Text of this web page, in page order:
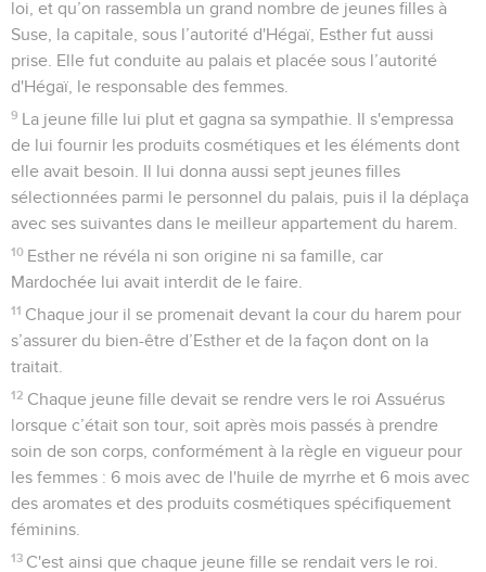
loi, et qu’on rassembla un grand nombre de jeunes filles à
Suse, la capitale, sous l’autorité d'Hégaï, Esther fut aussi
prise. Elle fut conduite au palais et placée sous l’autorité
d'Hégaï, le responsable des femmes.
9 La jeune fille lui plut et gagna sa sympathie. Il s'empressa
de lui fournir les produits cosmétiques et les éléments dont
elle avait besoin. Il lui donna aussi sept jeunes filles
sélectionnées parmi le personnel du palais, puis il la déplaça
avec ses suivantes dans le meilleur appartement du harem.
10 Esther ne révéla ni son origine ni sa famille, car
Mardochée lui avait interdit de le faire.
11 Chaque jour il se promenait devant la cour du harem pour
s’assurer du bien-être d’Esther et de la façon dont on la
traitait.
12 Chaque jeune fille devait se rendre vers le roi Assuérus
lorsque c’était son tour, soit après mois passés à prendre
soin de son corps, conformément à la règle en vigueur pour
les femmes : 6 mois avec de l'huile de myrrhe et 6 mois avec
des aromates et des produits cosmétiques spécifiquement
féminins.
13 C'est ainsi que chaque jeune fille se rendait vers le roi.